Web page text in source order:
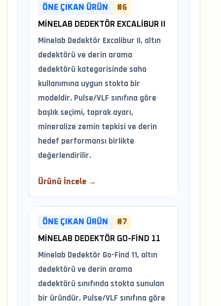
ÖNE ÇIKAN ÜRÜN #6
MINELAB DEDEKTÖR EXCALIBUR II
Minelab Dedektör Excalibur II, altın
dedektörü ve derin arama
dedektörü kategorisinde saha
kullanımına uygun stokta bir
modeldir. Pulse/VLF sınıfına göre
başlık seçimi, toprak ayarı,
mineralize zemin tepkisi ve derin
hedef performansı birlikte
değerlendirilir.
Ürünü İncele →
ÖNE ÇIKAN ÜRÜN #7
MINELAB DEDEKTÖR GO-FIND 11
Minelab Dedektör Go-Find 11, altın
dedektörü ve derin arama
dedektörü sınıfında stokta sunulan
bir üründür. Pulse/VLF sınıfına göre